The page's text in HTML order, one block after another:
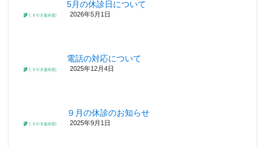
5月の休診日について
2026年5月1日
電話の対応について
2025年12月4日
９月の休診のお知らせ
2025年9月1日